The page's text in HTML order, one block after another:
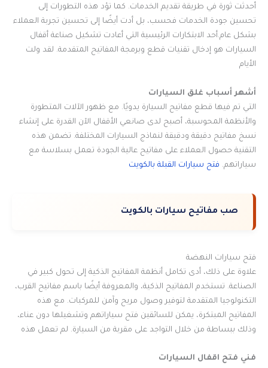
أحدثت ثورة في طريقة تقديم الخدمات. كما تؤد هذه التطورات إلى
تحسين جودة الخدمات فحسب، بل أدت أيضًا إلى تحسين تجربة العملاء
بشكل عام.أحد الابتكارات الرئيسية التي أعادت تشكيل صناعة أقفال
السيارات هو إدخال تقنيات قطع وبرمجة المفاتيح المتقدمة. لقد ولت
الأيام
أشهر أسباب غلق السيارات
التي تم فيها قطع مفاتيح السيارة يدويًا. مع ظهور الآلات المتطورة
والأنظمة المحوسبة، أصبح لدى صانعي الأقفال الآن القدرة على إنشاء
نسخ مفاتيح دقيقة ودقيقة لنماذج السيارات المختلفة. تضمن هذه
التقنية حصول العملاء على مفاتيح عالية الجودة تعمل بسلاسة مع
سياراتهم. فتح سيارات القبلة بالكويت
صب مفاتيح سيارات بالكويت
فتح سيارات النهضة
علاوة على ذلك، أدى تكامل أنظمة المفاتيح الذكية إلى تحول كبير في
الصناعة. تستخدم المفاتيح الذكية، والمعروفة أيضًا باسم مفاتيح القرب،
التكنولوجيا المتقدمة لتوفير وصول مريح وآمن للمركبات. مع هذه
المفاتيح المبتكرة، يمكن للسائقين فتح سياراتهم وتشغيلها دون عناء،
وذلك ببساطة من خلال التواجد على مقربة من السيارة. لم تعمل هذه
فني فتح اقفال السيارات